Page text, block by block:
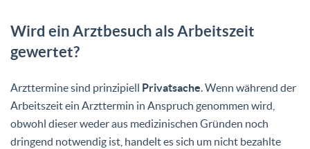
Wird ein Arztbesuch als Arbeitszeit
gewertet?
Arzttermine sind prinzipiell Privatsache. Wenn während der
Arbeitszeit ein Arzttermin in Anspruch genommen wird,
obwohl dieser weder aus medizinischen Gründen noch
dringend notwendig ist, handelt es sich um nicht bezahlte